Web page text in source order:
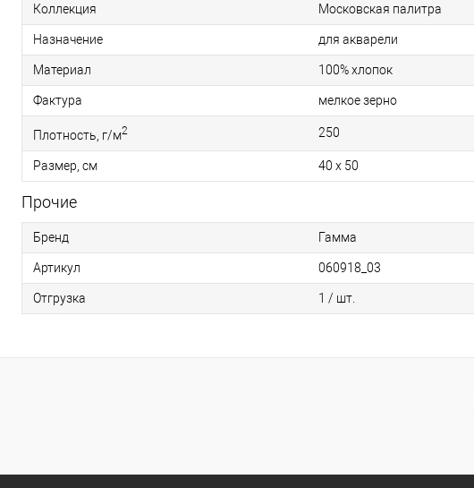
Коллекция Московская палитра
Назначение для акварели
Материал 100% хлопок
Фактура мелкое зерно
Плотность, г/м2 250
Размер, см 40 х 50
Прочие
Бренд Гамма
Артикул 060918_03
Отгрузка 1 / шт.